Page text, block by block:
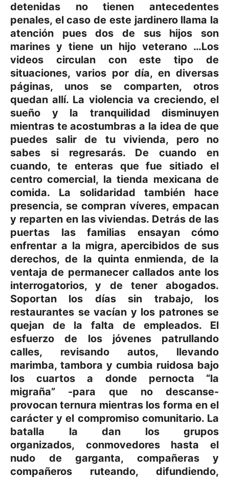
detenidas no tienen antecedentes
penales, el caso de este jardinero llama la
atención pues dos de sus hijos son
marines y tiene un hijo veterano …Los
videos circulan con este tipo de
situaciones, varios por día, en diversas
páginas, unos se comparten, otros
quedan allí. La violencia va creciendo, el
sueño y la tranquilidad disminuyen
mientras te acostumbras a la idea de que
puedes salir de tu vivienda, pero no
sabes si regresarás. De cuando en
cuando, te enteras que fue sitiado el
centro comercial, la tienda mexicana de
comida. La solidaridad también hace
presencia, se compran víveres, empacan
y reparten en las viviendas. Detrás de las
puertas las familias ensayan cómo
enfrentar a la migra, apercibidos de sus
derechos, de la quinta enmienda, de la
ventaja de permanecer callados ante los
interrogatorios, y de tener abogados.
Soportan los días sin trabajo, los
restaurantes se vacían y los patrones se
quejan de la falta de empleados. El
esfuerzo de los jóvenes patrullando
calles, revisando autos, llevando
marimba, tambora y cumbia ruidosa bajo
los cuartos a donde pernocta “la
migraña” -para que no descanse-
provocan ternura mientras los forma en el
carácter y el compromiso comunitario. La
batalla la dan los grupos
organizados, conmovedores hasta el
nudo de garganta, compañeras y
compañeros ruteando, difundiendo,